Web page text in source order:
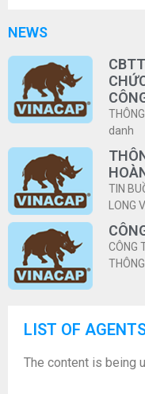
NEWS
danh
TIN
LONG
CÔNG
LIST OF
The content is being